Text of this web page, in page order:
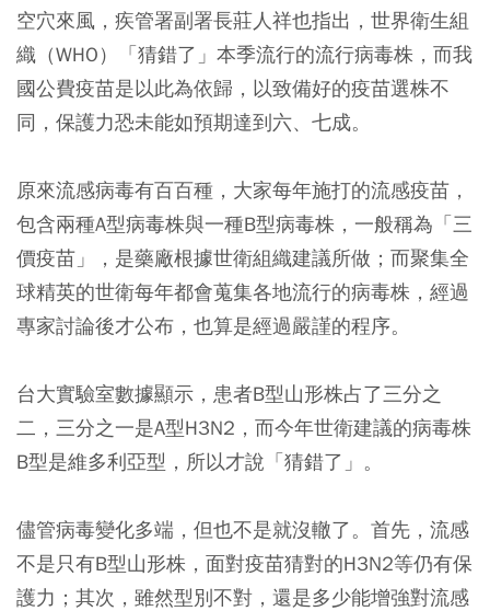
空穴來風，疾管署副署長莊人祥也指出，世界衛生組
織（WHO）「猜錯了」本季流行的流行病毒株，而我
國公費疫苗是以此為依歸，以致備好的疫苗選株不
同，保護力恐未能如預期達到六、七成。
原來流感病毒有百百種，大家每年施打的流感疫苗，
包含兩種A型病毒株與一種B型病毒株，一般稱為「三
價疫苗」，是藥廠根據世衛組織建議所做；而聚集全
球精英的世衛每年都會蒐集各地流行的病毒株，經過
專家討論後才公布，也算是經過嚴謹的程序。
台大實驗室數據顯示，患者B型山形株占了三分之
二，三分之一是A型H3N2，而今年世衛建議的病毒株
B型是維多利亞型，所以才說「猜錯了」。
儘管病毒變化多端，但也不是就沒轍了。首先，流感
不是只有B型山形株，面對疫苗猜對的H3N2等仍有保
護力；其次，雖然型別不對，還是多少能增強對流感